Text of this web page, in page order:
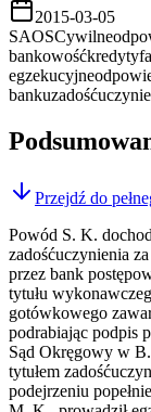
2015-03-05
SAOSCywilne
bankowośćkredyty
egzekucyjne
banku
Przejdź do
Powód S. K.
zadośćuczynienia
przez bank
tytułu
gotówkowego
podrabiając podpis
Sąd Okręgowy w B.
tytułem
podejrzeniu